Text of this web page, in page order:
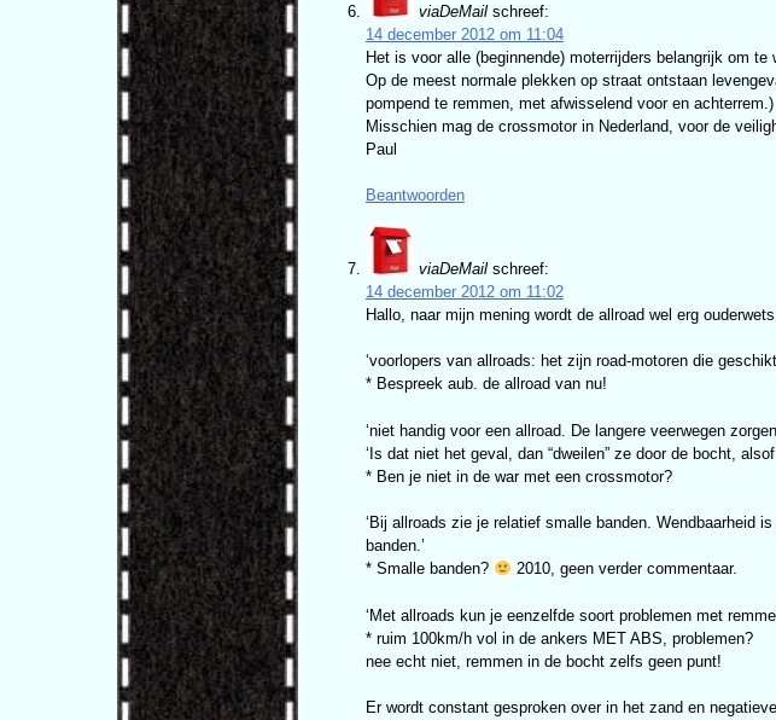
viaDeMail schreef:
14 december 2012 om 11:04
Het is voor alle (beginnende) moterrijders belangrijk om
Op de meest normale plekken op straat ontstaan
pompend te remmen, met afwisselend voor en achterrem.)
Misschien mag de crossmotor in Nederland, voor de
Paul
Beantwoorden
viaDeMail schreef:
14 december 2012 om 11:02
Hallo, naar mijn mening wordt de allroad wel erg
‘voorlopers van allroads: het zijn road-motoren die
* Bespreek aub. de allroad van nu!
‘niet handig voor een allroad. De langere veerwegen
‘Is dat niet het geval, dan “dweilen” ze door de bocht,
* Ben je niet in de war met een crossmotor?
‘Bij allroads zie je relatief smalle banden. Wendbaarheid
banden.’
* Smalle banden?
2010, geen verder commentaar.
‘Met allroads kun je eenzelfde soort problemen met
* ruim 100km/h vol in de ankers MET ABS, problemen?
nee echt niet, remmen in de bocht zelfs geen punt!
Er wordt constant gesproken over in het zand en